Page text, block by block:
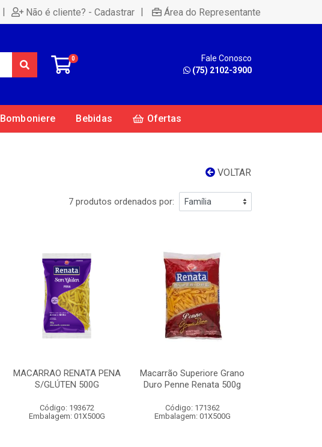
| Não é cliente? - Cadastrar | Área do Representante
0
Fale Conosco
(75) 2102-3900
Bomboniere Bebidas Ofertas
VOLTAR
7 produtos ordenados por:
MACARRAO RENATA PENA
S/GLÚTEN 500G
Código: 193672
Embalagem: 01X500G
Macarrão Superiore Grano
Duro Penne Renata 500g
Código: 171362
Embalagem: 01X500G